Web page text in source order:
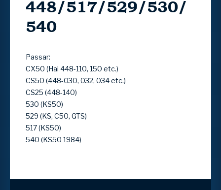
448/517/529/530/
540
Passar:
CX50 (Hai 448-110, 150 etc.)
CS50 (448-030, 032, 034 etc.)
CS25 (448-140)
530 (KS50)
529 (KS, C50, GTS)
517 (KS50)
540 (KS50 1984)